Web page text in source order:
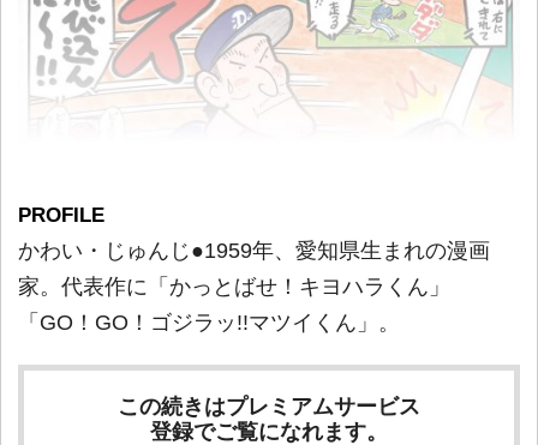
PROFILE
かわい・じゅんじ●1959年、愛知県生まれの漫画
家。代表作に「かっとばせ！キヨハラくん」
「GO！GO！ゴジラッ!!マツイくん」。
この続きはプレミアムサービス
登録でご覧になれます。